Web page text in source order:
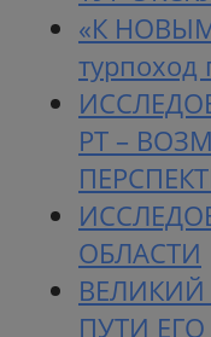
«К
турпоход
РТ –
ОБЛАСТИ
ПУТИ